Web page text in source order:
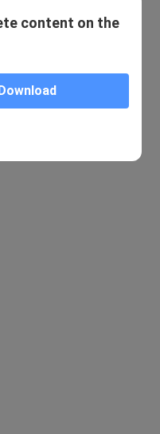
content on the